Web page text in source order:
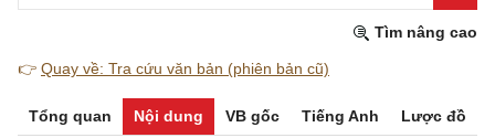
Tìm nâng cao
👉 Quay về: Tra cứu văn bản (phiên bản cũ)
Tổng quan Nội dung VB gốc Tiếng Anh Lược đồ